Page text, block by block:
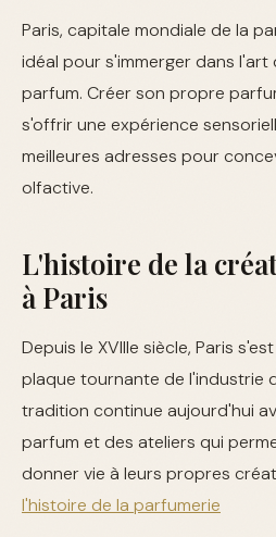
Paris, capitale mondiale de la
idéal pour s'immerger dans
parfum. Créer son propre
s'offrir une expérience
meilleures adresses pour
olfactive.
L'histoire de la
à Paris
Depuis le XVIIIe siècle, Paris
plaque tournante de l'industrie
tradition continue aujourd'hui
parfum et des ateliers qui
donner vie à leurs propres
l'histoire de la parfumerie